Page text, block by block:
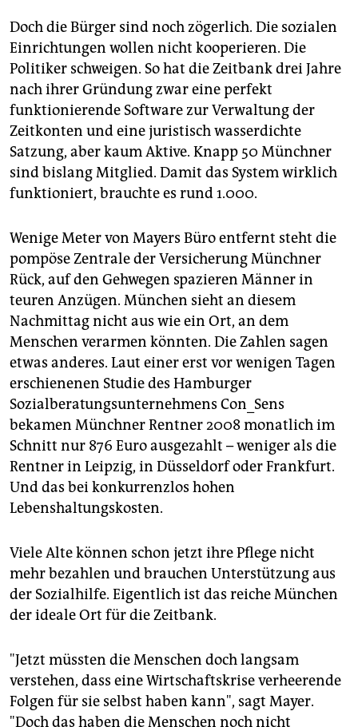
Doch die Bürger sind noch zögerlich. Die sozialen
Einrichtungen wollen nicht kooperieren. Die
Politiker schweigen. So hat die Zeitbank drei Jahre
nach ihrer Gründung zwar eine perfekt
funktionierende Software zur Verwaltung der
Zeitkonten und eine juristisch wasserdichte
Satzung, aber kaum Aktive. Knapp 50 Münchner
sind bislang Mitglied. Damit das System wirklich
funktioniert, brauchte es rund 1.000.
Wenige Meter von Mayers Büro entfernt steht die
pompöse Zentrale der Versicherung Münchner
Rück, auf den Gehwegen spazieren Männer in
teuren Anzügen. München sieht an diesem
Nachmittag nicht aus wie ein Ort, an dem
Menschen verarmen könnten. Die Zahlen sagen
etwas anderes. Laut einer erst vor wenigen Tagen
erschienenen Studie des Hamburger
Sozialberatungsunternehmens Con_Sens
bekamen Münchner Rentner 2008 monatlich im
Schnitt nur 876 Euro ausgezahlt – weniger als die
Rentner in Leipzig, in Düsseldorf oder Frankfurt.
Und das bei konkurrenzlos hohen
Lebenshaltungskosten.
Viele Alte können schon jetzt ihre Pflege nicht
mehr bezahlen und brauchen Unterstützung aus
der Sozialhilfe. Eigentlich ist das reiche München
der ideale Ort für die Zeitbank.
"Jetzt müssten die Menschen doch langsam
verstehen, dass eine Wirtschaftskrise verheerende
Folgen für sie selbst haben kann", sagt Mayer.
"Doch das haben die Menschen noch nicht